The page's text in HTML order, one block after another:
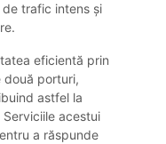
trafic intens și
eficientă prin
două porturi,
astfel la
acestui
a răspunde